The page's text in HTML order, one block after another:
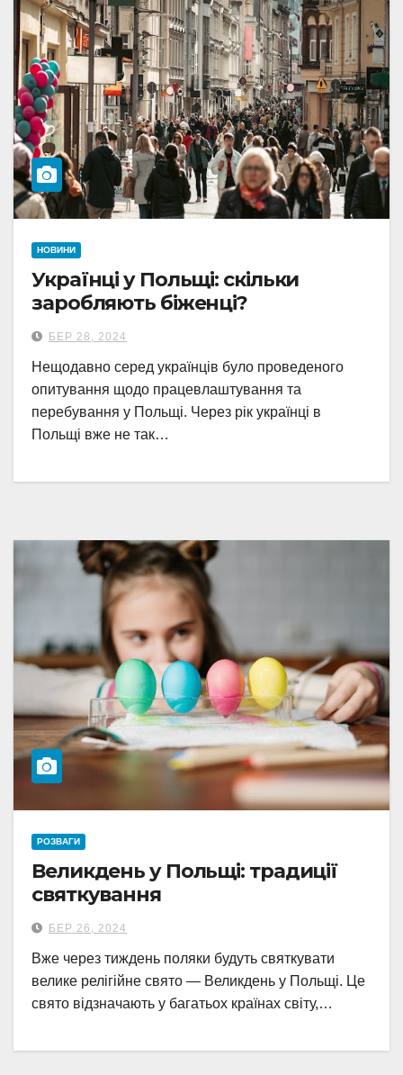
НОВИНИ
Українці у Польщі: скільки
заробляють біженці?
БЕР 28, 2024
Нещодавно серед українців було проведеного
опитування щодо працевлаштування та
перебування у Польщі. Через рік українці в
Польщі вже не так…
РОЗВАГИ
Великдень у Польщі: традиції
святкування
БЕР 26, 2024
Вже через тиждень поляки будуть святкувати
велике релігійне свято — Великдень у Польщі. Це
свято відзначають у багатьох країнах світу,…